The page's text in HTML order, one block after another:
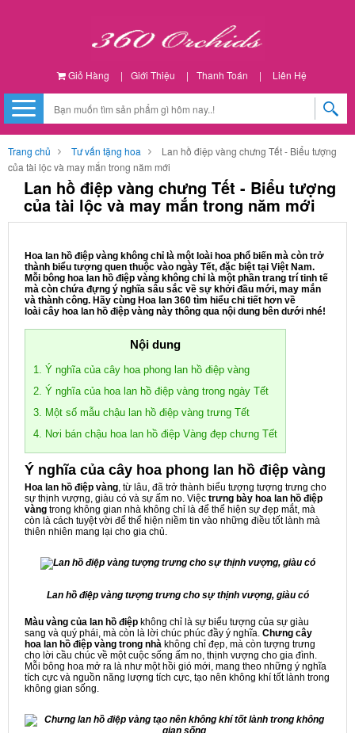
Giỏ Hàng | Giới Thiệu | Thanh Toán | Liên Hệ
Trang chủ Tư vấn tặng hoa
Lan hồ điệp vàng chưng Tết - Biểu tượng
của tài lộc và may mắn trong năm mới
Lan hồ điệp vàng chưng Tết - Biểu tượng
của tài lộc và may mắn trong năm mới
Hoa lan hồ điệp vàng không chỉ là một loài hoa phổ biến mà còn trở
thành biểu tượng quen thuộc vào ngày Tết, đặc biệt tại Việt Nam.
Mỗi bông hoa lan hồ điệp vàng không chỉ là một phần trang trí tinh tế
mà còn chứa đựng ý nghĩa sâu sắc về sự khởi đầu mới, may mắn
và thành công. Hãy cùng Hoa lan 360 tìm hiểu chi tiết hơn về
loài cây hoa lan hồ điệp vàng này thông qua nội dung bên dưới nhé!
Nội dung
1. Ý nghĩa của cây hoa phong lan hồ điệp vàng
2. Ý nghĩa của hoa lan hồ điệp vàng trong ngày Tết
3. Một số mẫu chậu lan hồ điệp vàng trưng Tết
4. Nơi bán chậu hoa lan hồ điệp Vàng đẹp chưng Tết
Ý nghĩa của cây hoa phong lan hồ điệp vàng
Hoa lan hồ điệp vàng, từ lâu, đã trở thành biểu tượng tượng trưng cho
sự thịnh vượng, giàu có và sự ấm no. Việc trưng bày hoa lan hồ điệp
vàng trong không gian nhà không chỉ là để thể hiện sự đẹp mắt, mà
còn là cách tuyệt vời để thể hiện niềm tin vào những điều tốt lành mà
thiên nhiên mang lại cho gia chủ.
Lan hồ điệp vàng tượng trưng cho sự thịnh vượng, giàu có
Màu vàng của lan hồ điệp không chỉ là sự biểu tượng của sự giàu
sang và quý phái, mà còn là lời chúc phúc đầy ý nghĩa. Chưng cây
hoa lan hồ điệp vàng trong nhà không chỉ đẹp, mà còn tượng trưng
cho lời cầu chúc về một cuộc sống ấm no, thịnh vượng cho gia đình.
Mỗi bông hoa mở ra là như một hồi gió mới, mang theo những ý nghĩa
tích cực và nguồn năng lượng tích cực, tạo nên không khí tốt lành trong
không gian sống.